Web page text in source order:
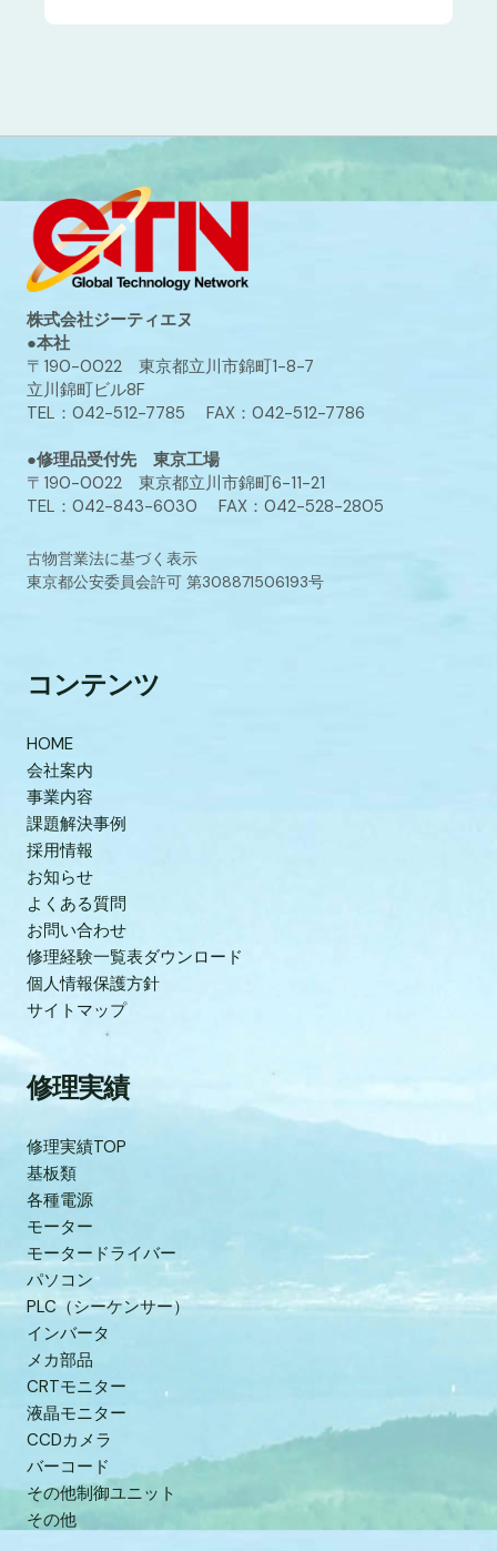
株式会社ジーティエヌ
●本社
〒190-0022 東京都立川市錦町1-8-7
立川錦町ビル8F
TEL：042-512-7785 FAX：042-512-7786
●修理品受付先 東京工場
〒190-0022 東京都立川市錦町6-11-21
TEL：042-843-6030 FAX：042-528-2805
古物営業法に基づく表示
東京都公安委員会許可 第308871506193号
コンテンツ
HOME
会社案内
事業内容
課題解決事例
採用情報
お知らせ
よくある質問
お問い合わせ
修理経験一覧表ダウンロード
個人情報保護方針
サイトマップ
修理実績
修理実績TOP
基板類
各種電源
モーター
モータードライバー
パソコン
PLC（シーケンサー）
インバータ
メカ部品
CRTモニター
液晶モニター
CCDカメラ
バーコード
その他制御ユニット
その他